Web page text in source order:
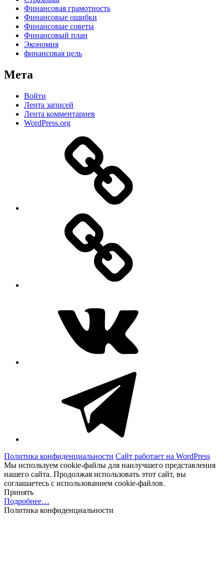
Финансовая грамотность
Финансовые ошибки
Финансовые советы
Финансовый план
Экономия
финансовая цель
Мета
Войти
Лента записей
Лента комментариев
WordPress.org
Политика конфиденциальности Сайт работает на WordPress
Мы используем cookie-файлы для наилучшего представления
нашего сайта. Продолжая использовать этот сайт, вы
соглашаетесь с использованием cookie-файлов.
Принять
Подробнее…
Политика конфиденциальности